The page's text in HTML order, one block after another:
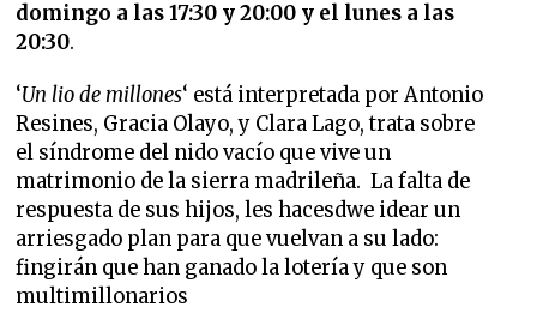
domingo a las 17:30 y 20:00 y el lunes a las
20:30.
‘Un lio de millones‘ está interpretada por Antonio
Resines, Gracia Olayo, y Clara Lago, trata sobre
el síndrome del nido vacío que vive un
matrimonio de la sierra madrileña. La falta de
respuesta de sus hijos, les hacesdwe idear un
arriesgado plan para que vuelvan a su lado:
fingirán que han ganado la lotería y que son
multimillonarios